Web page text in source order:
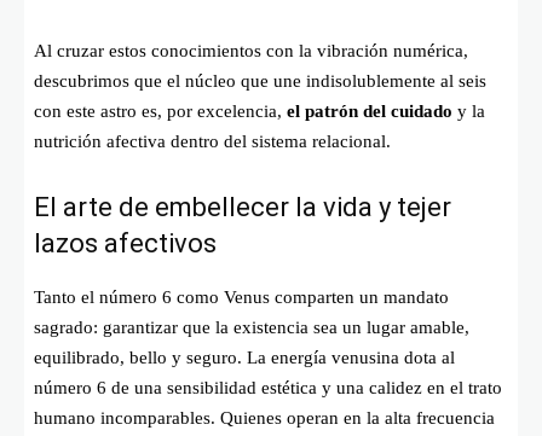
Al cruzar estos conocimientos con la vibración numérica,
descubrimos que el núcleo que une indisolublemente al seis
con este astro es, por excelencia, el patrón del cuidado y la
nutrición afectiva dentro del sistema relacional.
El arte de embellecer la vida y tejer
lazos afectivos
Tanto el número 6 como Venus comparten un mandato
sagrado: garantizar que la existencia sea un lugar amable,
equilibrado, bello y seguro. La energía venusina dota al
número 6 de una sensibilidad estética y una calidez en el trato
humano incomparables. Quienes operan en la alta frecuencia